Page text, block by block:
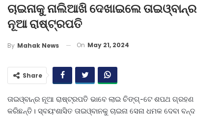
ଚାଇନାକୁ ନାଲିଆଖି ଦେଖାଇଲେ ତାଇଓ୍ବାନ୍‌ର
ନୂଆ ରାଷ୍ଟ୍ରପତି
By Mahak News On May 21, 2024
Share
ତାଇଓ୍ବାନ୍‌ର ନୂଆ ରାଷ୍ଟ୍ରପତି ଭାବେ ଲାଇ ଚିଙ୍ଗ୍‌-ଟେ ଶପଥ ଗ୍ରହଣ
କରିଛନ୍ତି। ସ୍ବୟଂଶାସିତ ତାଇଓ୍ବାନକୁ ଚାଇନା ସେନା ଧମକ ଦେବା ବନ୍ଦ